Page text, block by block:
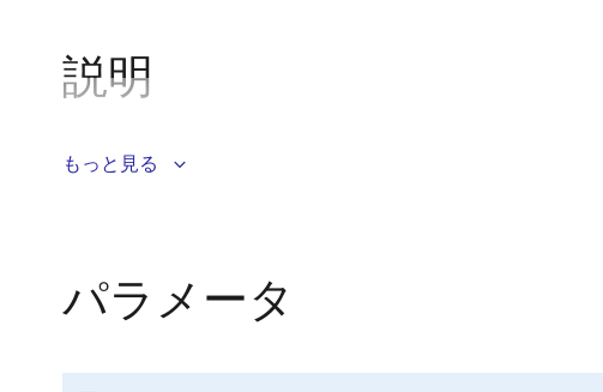
説明
DA16200システムオンチップ（SoC）は、常時接続のWi-Fi
TCP/IPネットワークスタック全体、さらには最終製品のアプ
小型MCUからDA16200にコマンドを送信しても、SoCはオフ
DA16200モジュールは、超低消費電力のWi-Fi SoCである
もっと見る
パラメータ